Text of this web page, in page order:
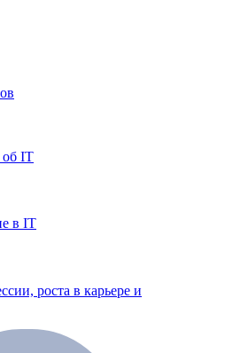
IT
в IT
роста в карьере и